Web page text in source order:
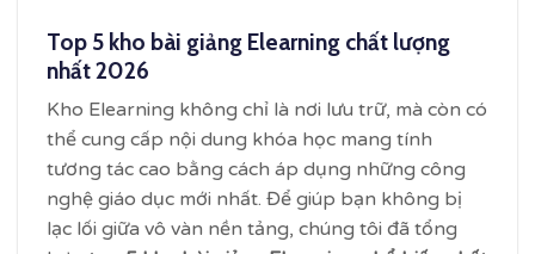
Top 5 kho bài giảng Elearning chất lượng
nhất 2026
Kho Elearning không chỉ là nơi lưu trữ, mà còn có
thể cung cấp nội dung khóa học mang tính
tương tác cao bằng cách áp dụng những công
nghệ giáo dục mới nhất. Để giúp bạn không bị
lạc lối giữa vô vàn nền tảng, chúng tôi đã tổng